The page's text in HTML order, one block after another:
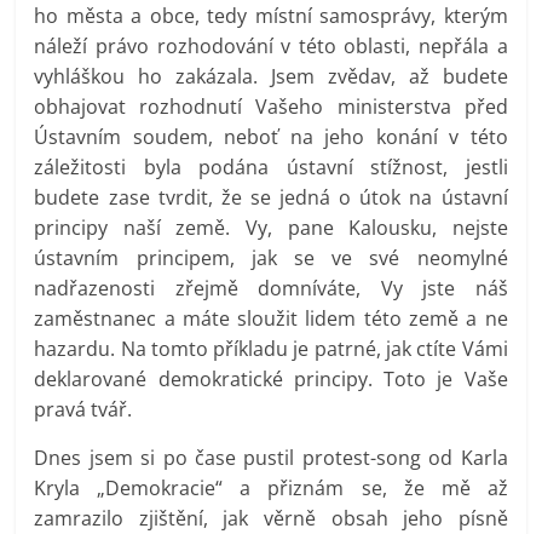
ho města a obce, tedy místní samosprávy, kterým
náleží právo rozhodování v této oblasti, nepřála a
vyhláškou ho zakázala. Jsem zvědav, až budete
obhajovat rozhodnutí Vašeho ministerstva před
Ústavním soudem, neboť na jeho konání v této
záležitosti byla podána ústavní stížnost, jestli
budete zase tvrdit, že se jedná o útok na ústavní
principy naší země. Vy, pane Kalousku, nejste
ústavním principem, jak se ve své neomylné
nadřazenosti zřejmě domníváte, Vy jste náš
zaměstnanec a máte sloužit lidem této země a ne
hazardu. Na tomto příkladu je patrné, jak ctíte Vámi
deklarované demokratické principy. Toto je Vaše
pravá tvář.
Dnes jsem si po čase pustil protest-song od Karla
Kryla „Demokracie“ a přiznám se, že mě až
zamrazilo zjištění, jak věrně obsah jeho písně